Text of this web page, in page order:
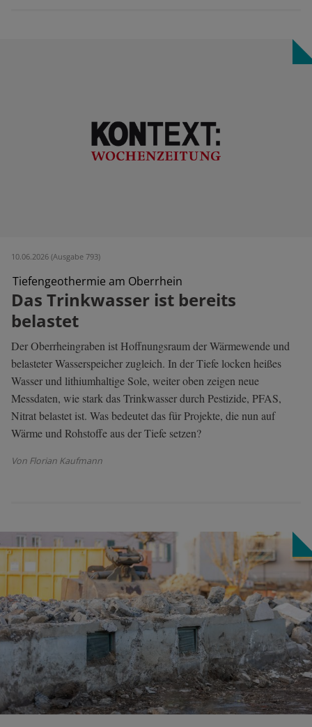
10.06.2026 (Ausgabe 793)
Tiefengeothermie am Oberrhein
Das Trinkwasser ist bereits
belastet
Der Oberrheingraben ist Hoffnungsraum der Wärmewende und
belasteter Wasserspeicher zugleich. In der Tiefe locken heißes
Wasser und lithiumhaltige Sole, weiter oben zeigen neue
Messdaten, wie stark das Trinkwasser durch Pestizide, PFAS,
Nitrat belastet ist. Was bedeutet das für Projekte, die nun auf
Wärme und Rohstoffe aus der Tiefe setzen?
Von Florian Kaufmann